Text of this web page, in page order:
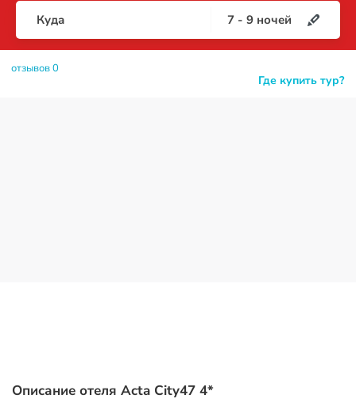
Куда 7 - 9 ночей
Где купить тур?
отзывов 0
Описание отеля Acta City47 4*